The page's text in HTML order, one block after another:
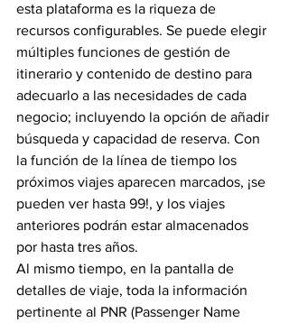
esta plataforma es la riqueza de
recursos configurables. Se puede elegir
múltiples funciones de gestión de
itinerario y contenido de destino para
adecuarlo a las necesidades de cada
negocio; incluyendo la opción de añadir
búsqueda y capacidad de reserva. Con
la función de la línea de tiempo los
próximos viajes aparecen marcados, ¡se
pueden ver hasta 99!, y los viajes
anteriores podrán estar almacenados
por hasta tres años.
Al mismo tiempo, en la pantalla de
detalles de viaje, toda la información
pertinente al PNR (Passenger Name